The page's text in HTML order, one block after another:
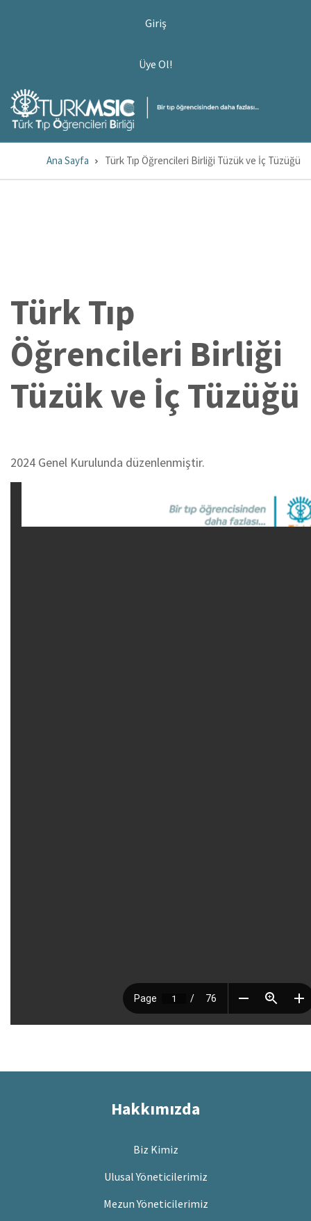
Giriş
Üye Ol!
SayfaAna Sayfa Türk Tıp Öğrencileri Birliği Tüzük ve İç Tüzüğü
Türk Tıp
Öğrencileri Birliği
Tüzük ve İç Tüzüğü
2024 Genel Kurulunda düzenlenmiştir.
Hakkımızda
Biz Kimiz
Ulusal Yöneticilerimiz
Mezun Yöneticilerimiz